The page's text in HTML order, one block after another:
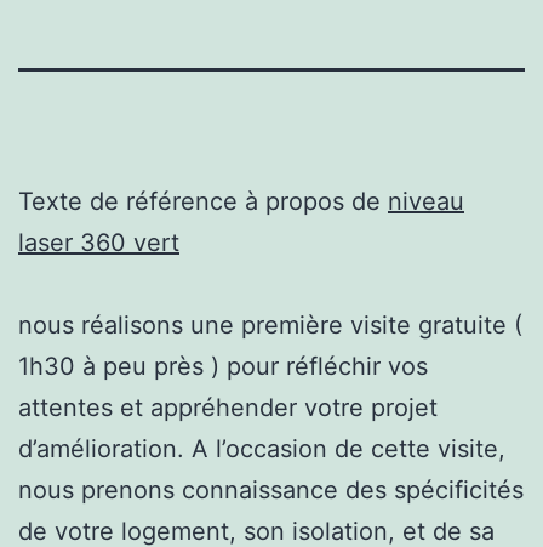
Texte de référence à propos de niveau
laser 360 vert
nous réalisons une première visite gratuite (
1h30 à peu près ) pour réfléchir vos
attentes et appréhender votre projet
d’amélioration. A l’occasion de cette visite,
nous prenons connaissance des spécificités
de votre logement, son isolation, et de sa